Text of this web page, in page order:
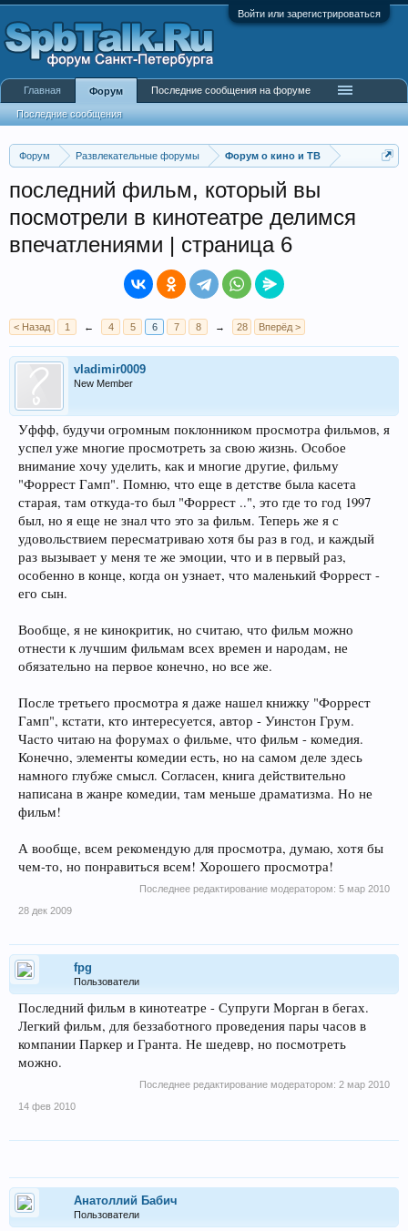
Войти или зарегистрироваться
Форум Развлекательные форумы Форум о кино и ТВ
последний фильм, который вы
посмотрели в кинотеатре делимся
впечатлениями | страница 6
< Назад 1 ← 4 5 6 7 8 → 28 Вперёд >
vladimir0009
New Member
Уффф, будучи огромным поклонником просмотра фильмов, я
успел уже многие просмотреть за свою жизнь. Особое
внимание хочу уделить, как и многие другие, фильму
"Форрест Гамп". Помню, что еще в детстве была касета
старая, там откуда-то был "Форрест ..", это где то год 1997
был, но я еще не знал что это за фильм. Теперь же я с
удовольствием пересматриваю хотя бы раз в год, и каждый
раз вызывает у меня те же эмоции, что и в первый раз,
особенно в конце, когда он узнает, что маленький Форрест -
его сын.
Вообще, я не кинокритик, но считаю, что фильм можно
отнести к лучшим фильмам всех времен и народам, не
обязательно на первое конечно, но все же.
После третьего просмотра я даже нашел книжку "Форрест
Гамп", кстати, кто интересуется, автор - Уинстон Грум.
Часто читаю на форумах о фильме, что фильм - комедия.
Конечно, элементы комедии есть, но на самом деле здесь
намного глубже смысл. Согласен, книга действительно
написана в жанре комедии, там меньше драматизма. Но не
фильм!
А вообще, всем рекомендую для просмотра, думаю, хотя бы
чем-то, но понравиться всем! Хорошего просмотра!
Последнее редактирование модератором: 5 мар 2010
28 дек 2009
fpg
Пользователи
Последний фильм в кинотеатре - Супруги Морган в бегах.
Легкий фильм, для беззаботного проведения пары часов в
компании Паркер и Гранта. Не шедевр, но посмотреть
можно.
Последнее редактирование модератором: 2 мар 2010
14 фев 2010
Анатоллий Бабич
Пользователи
Главная Форум
Последние сообщения
Последние сообщения на форуме